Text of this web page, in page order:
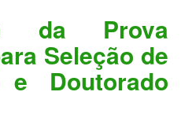
da Prova
Seleção de
e Doutorado